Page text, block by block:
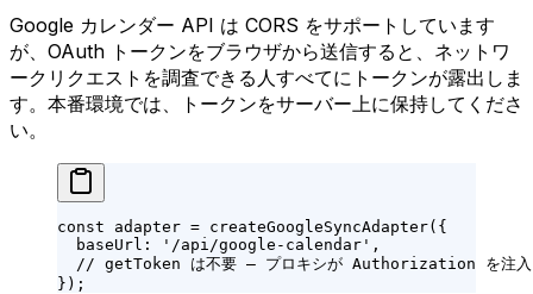
Google カレンダー API は CORS をサポートしています
が、OAuth トークンをブラウザから送信すると、ネットワ
ークリクエストを調査できる人すべてにトークンが露出しま
す。本番環境では、トークンをサーバー上に保持してくださ
い。
const adapter = createGoogleSyncAdapter({
  baseUrl:
'/api/google-calendar' ,
// getToken は不要 — プロキシが Authorization を注入
});